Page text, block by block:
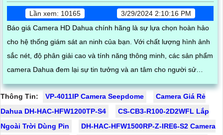
Lần xem: 10165
3/29/2024 2:10:16 PM
Báo giá Camera HD Dahua chính hãng là sự lựa chọn hoàn hảo
cho hệ thống giám sát an ninh của bạn. Với chất lượng hình ảnh
sắc nét, độ phân giải cao và tính năng thông minh, các sản phẩm
camera Dahua đem lại sự tin tưởng và an tâm cho người sử
dụng
Thông Tin:
VP-4011IP Camera Seepdome
Camera Giá Rẻ
Dahua DH-HAC-HFW1200TP-S4
CS-CB3-R100-2D2WFL Lắp
Ngoài Trời Dùng Pin
DH-HAC-HFW1500RP-Z-IRE6-S2 Camera